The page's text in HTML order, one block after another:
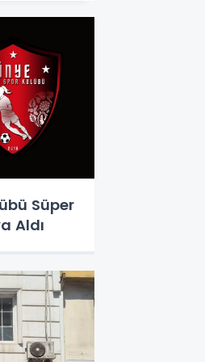
Süper
Aldı